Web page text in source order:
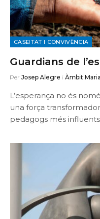
CASEITAT I CONVIVÈNCIA
Guardians de
Per Josep Alegre i Àmbit
L’esperança no és
una força
pedagogs més